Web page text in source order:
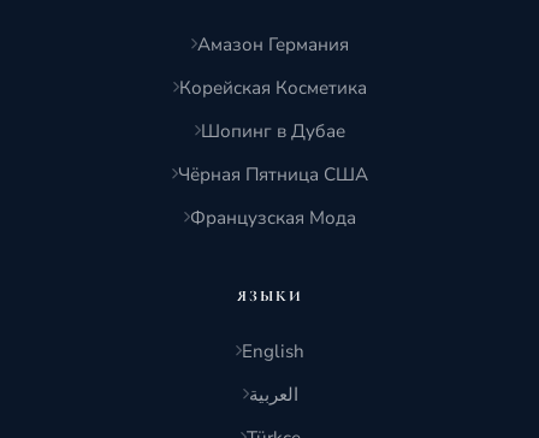
Амазон Германия
Корейская Косметика
Шопинг в Дубае
Чёрная Пятница США
Французская Мода
ЯЗЫКИ
English
العربية